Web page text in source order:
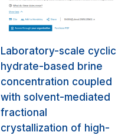
Laboratory-scale cyclic
hydrate-based brine
concentration coupled
with solvent-mediated
fractional
crystallization of high-